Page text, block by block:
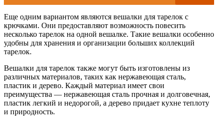
Еще одним вариантом являются вешалки для тарелок с
крючками. Они предоставляют возможность повесить
несколько тарелок на одной вешалке. Такие вешалки особенно
удобны для хранения и организации больших коллекций
тарелок.
Вешалки для тарелок также могут быть изготовлены из
различных материалов, таких как нержавеющая сталь,
пластик и дерево. Каждый материал имеет свои
преимущества — нержавеющая сталь прочная и долговечная,
пластик легкий и недорогой, а дерево придает кухне теплоту
и природность.